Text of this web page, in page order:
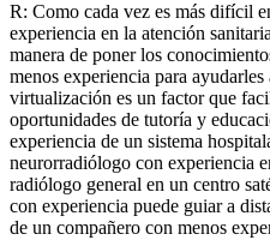
R: Como cada vez es más difícil
experiencia en la atención
manera de poner los
menos experiencia para
virtualización es un factor que
oportunidades de tutoría y
experiencia de un sistema
neurorradiólogo con experiencia
radiólogo general en un centro
con experiencia puede guiar a
de un compañero con menos